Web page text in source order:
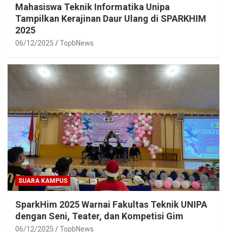
Mahasiswa Teknik Informatika Unipa
Tampilkan Kerajinan Daur Ulang di SPARKHIM
2025
06/12/2025 TopbNews
SUARA KAMPUS
SparkHim 2025 Warnai Fakultas Teknik UNIPA
dengan Seni, Teater, dan Kompetisi Gim
06/12/2025 TopbNews